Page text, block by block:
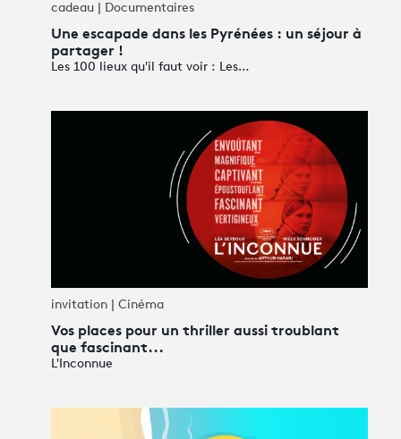
Une escapade dans les Pyrénées : un séjour à
partager !
Les 100 lieux qu'il faut voir : Les…
cadeau | Documentaires
Vos places pour un thriller aussi troublant
que fascinant...
L'Inconnue
invitation | Cinéma